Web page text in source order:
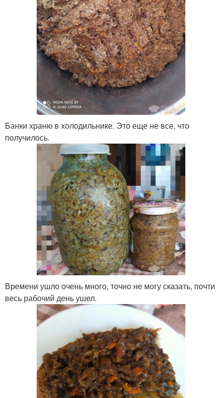
Банки храню в холодильнике. Это еще не все, что
получилось.
Времени ушло очень много, точно не могу сказать, почти
весь рабочий день ушел.